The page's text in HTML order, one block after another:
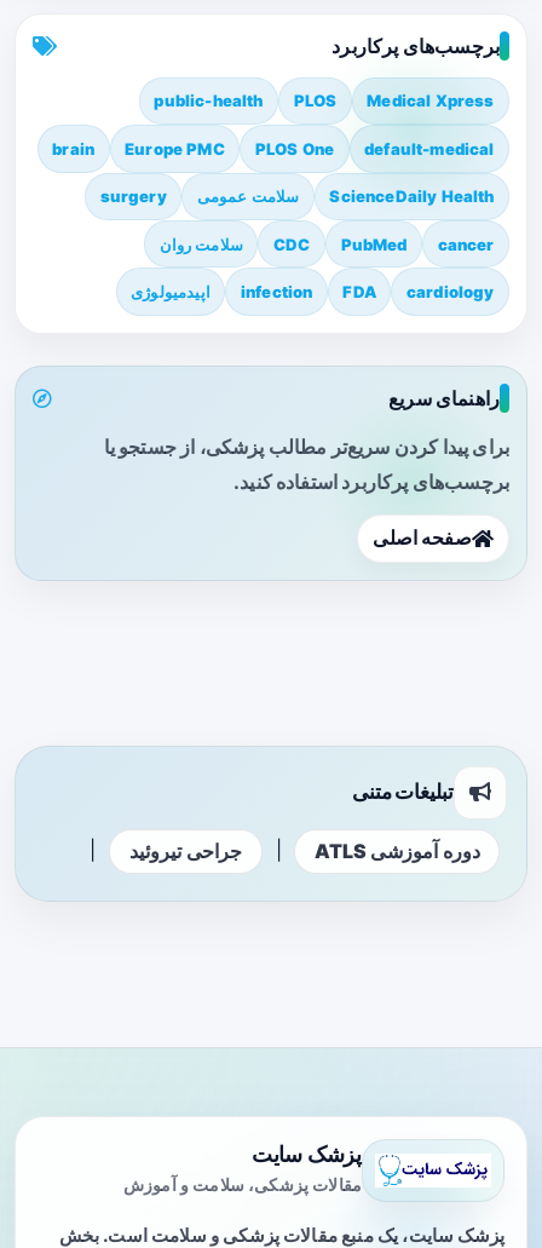
برچسب‌های پرکاربرد
Medical Xpress
PLOS
public-health
default-medical
PLOS One
Europe PMC
brain
ScienceDaily Health سلامت عمومی surgery
cancer
PubMed
CDC سلامت روان
cardiology
FDA
infection اپیدمیولوژی
راهنمای سریع
برای پیدا کردن سریع‌تر مطالب پزشکی، از جستجو یا
برچسب‌های پرکاربرد استفاده کنید.
صفحه اصلی
تبلیغات متنی
دوره آموزشی ATLS جراحی تیروئید
پزشک سایت
مقالات پزشکی، سلامت و آموزش
پزشک سایت، یک منبع مقالات پزشکی و سلامت است. بخش